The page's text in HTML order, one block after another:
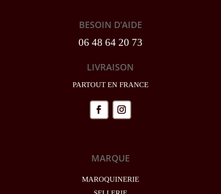
BESOIN D’AIDE
06 48 64 20 73
LIVRAISON
PARTOUT EN FRANCE
MARQUE
MAROQUINERIE